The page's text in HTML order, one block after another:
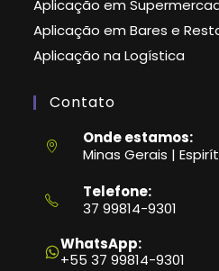
Aplicação em
Aplicação em Bares e
Aplicação na Logística
Contato
Onde estamos:
Minas Gerais |
Telefone:
37 99814-9301
em
seu
aplicativo
WhatsApp:
+55 37 99814-9301